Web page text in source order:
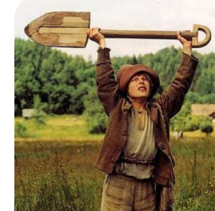
ThreadsFacebookYoutube
X